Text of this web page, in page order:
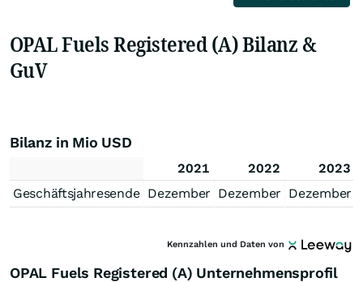
OPAL Fuels Registered (A) Bilanz &
GuV
Bilanz in Mio USD
2021 2022
2023
Geschäftsjahresende Dezember Dezember Dezember
Kennzahlen und Daten von
OPAL Fuels Registered (A) Unternehmensprofil